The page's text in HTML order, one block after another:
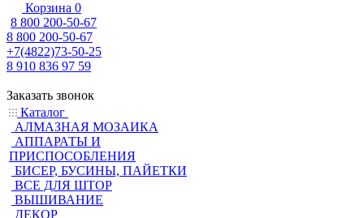
Корзина 0
8 800 200-50-67
8 800 200-50-67
+7(4822)73-50-25
8 910 836 97 59
Заказать звонок
Каталог
АЛМАЗНАЯ МОЗАИКА
АППАРАТЫ И
ПРИСПОСОБЛЕНИЯ
БИСЕР, БУСИНЫ, ПАЙЕТКИ
ВСЕ ДЛЯ ШТОР
ВЫШИВАНИЕ
ДЕКОР